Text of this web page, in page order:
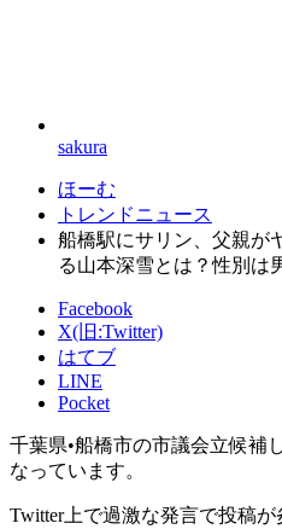
sakura
ほーむ
トレンドニュース
船橋駅にサリン、父親が
る山本深雪とは？性別は
Facebook
X(旧:Twitter)
はてブ
LINE
Pocket
千葉県•船橋市の市議会立候補
なっています。
Twitter上で過激な発言で投稿